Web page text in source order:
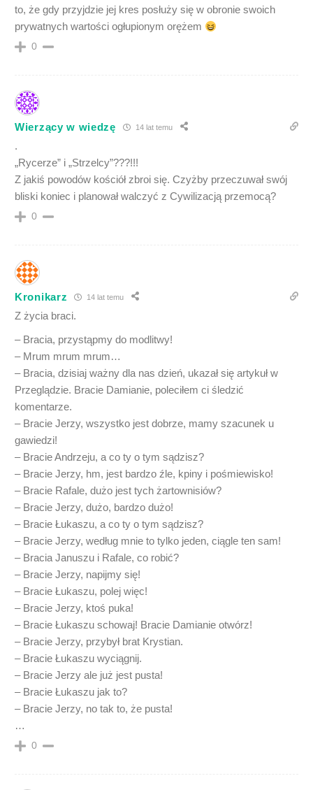
to, że gdy przyjdzie jej kres posłuży się w obronie swoich
prywatnych wartości ogłupionym orężem
0
Wierzący w wiedzę 14 lat temu
.
„Rycerze” i „Strzelcy”???!!!
Z jakiś powodów kościół zbroi się. Czyżby przeczuwał swój
bliski koniec i planował walczyć z Cywilizacją przemocą?
0
Kronikarz 14 lat temu
Z życia braci.
– Bracia, przystąpmy do modlitwy!
– Mrum mrum mrum…
– Bracia, dzisiaj ważny dla nas dzień, ukazał się artykuł w
Przeglądzie. Bracie Damianie, poleciłem ci śledzić
komentarze.
– Bracie Jerzy, wszystko jest dobrze, mamy szacunek u
gawiedzi!
– Bracie Andrzeju, a co ty o tym sądzisz?
– Bracie Jerzy, hm, jest bardzo źle, kpiny i pośmiewisko!
– Bracie Rafale, dużo jest tych żartownisiów?
– Bracie Jerzy, dużo, bardzo dużo!
– Bracie Łukaszu, a co ty o tym sądzisz?
– Bracie Jerzy, według mnie to tylko jeden, ciągle ten sam!
– Bracia Januszu i Rafale, co robić?
– Bracie Jerzy, napijmy się!
– Bracie Łukaszu, polej więc!
– Bracie Jerzy, ktoś puka!
– Bracie Łukaszu schowaj! Bracie Damianie otwórz!
– Bracie Jerzy, przybył brat Krystian.
– Bracie Łukaszu wyciągnij.
– Bracie Jerzy ale już jest pusta!
– Bracie Łukaszu jak to?
– Bracie Jerzy, no tak to, że pusta!
…
0